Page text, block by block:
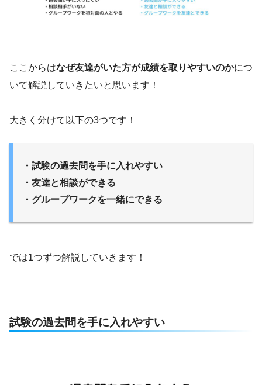
ここからはなぜ友達がいた方が成績を取りやすいのかにつ
いて解説していきたいと思います！
大きく分けて以下の3つです！
・試験の過去問を手に入れやすい
・友達と相談ができる
・グループワークを一緒にできる
では1つずつ解説していきます！
試験の過去問を手に入れやすい